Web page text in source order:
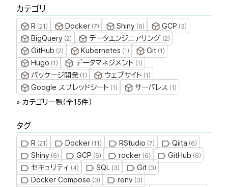
カテゴリ
R (21) Docker (7) Shiny (6) GCP (3)
BigQuery (2) データエンジニアリング (2)
GitHub (2) Kubernetes (1) Git (1)
Hugo (1) データマネジメント (1)
パッケージ開発 (1) ウェブサイト (1)
Google スプレッドシート (1) サーバレス (1)
» カテゴリ一覧（全15件）
タグ
R (21) Docker (11) RStudio (7) Qiita (6)
Shiny (6) GCP (6) rocker (6) GitHub (6)
セキュリティ (4) SQL (3) Git (3)
Docker Compose (3) renv (3)